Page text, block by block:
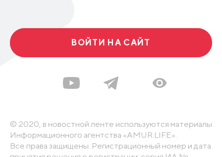
ВОЙТИ НА САЙТ
© 2020, в новостной ленте используются материалы
Информационного агентства «AMUR.LIFE».
Все права защищены. Регистрационный номер и дата